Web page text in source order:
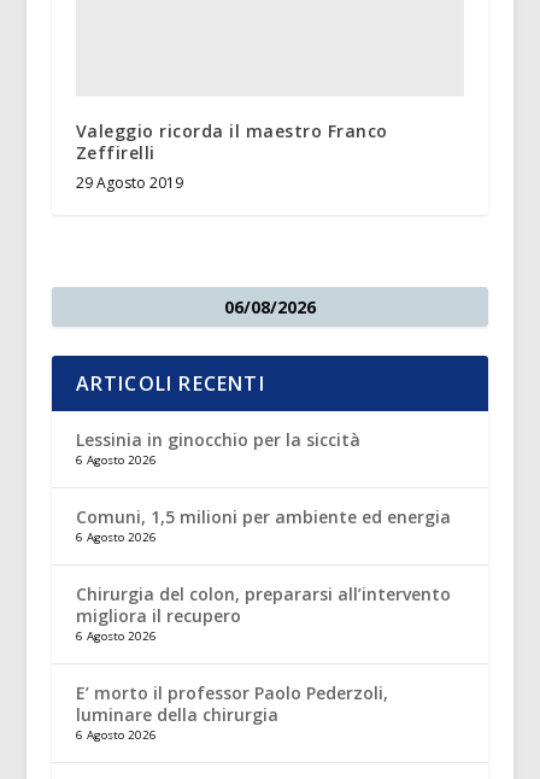
Valeggio ricorda il maestro Franco
Zeffirelli
29 Agosto 2019
06/08/2026
ARTICOLI RECENTI
Lessinia in ginocchio per la siccità
6 Agosto 2026
Comuni, 1,5 milioni per ambiente ed energia
6 Agosto 2026
Chirurgia del colon, prepararsi all’intervento
migliora il recupero
6 Agosto 2026
E’ morto il professor Paolo Pederzoli,
luminare della chirurgia
6 Agosto 2026